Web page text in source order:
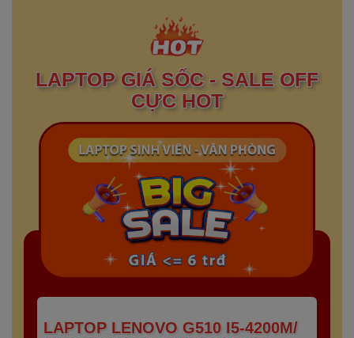
LAPTOP GIÁ SỐC - SALE OFF
CỰC HOT
LAPTOP LENOVO G510 I5-4200M/